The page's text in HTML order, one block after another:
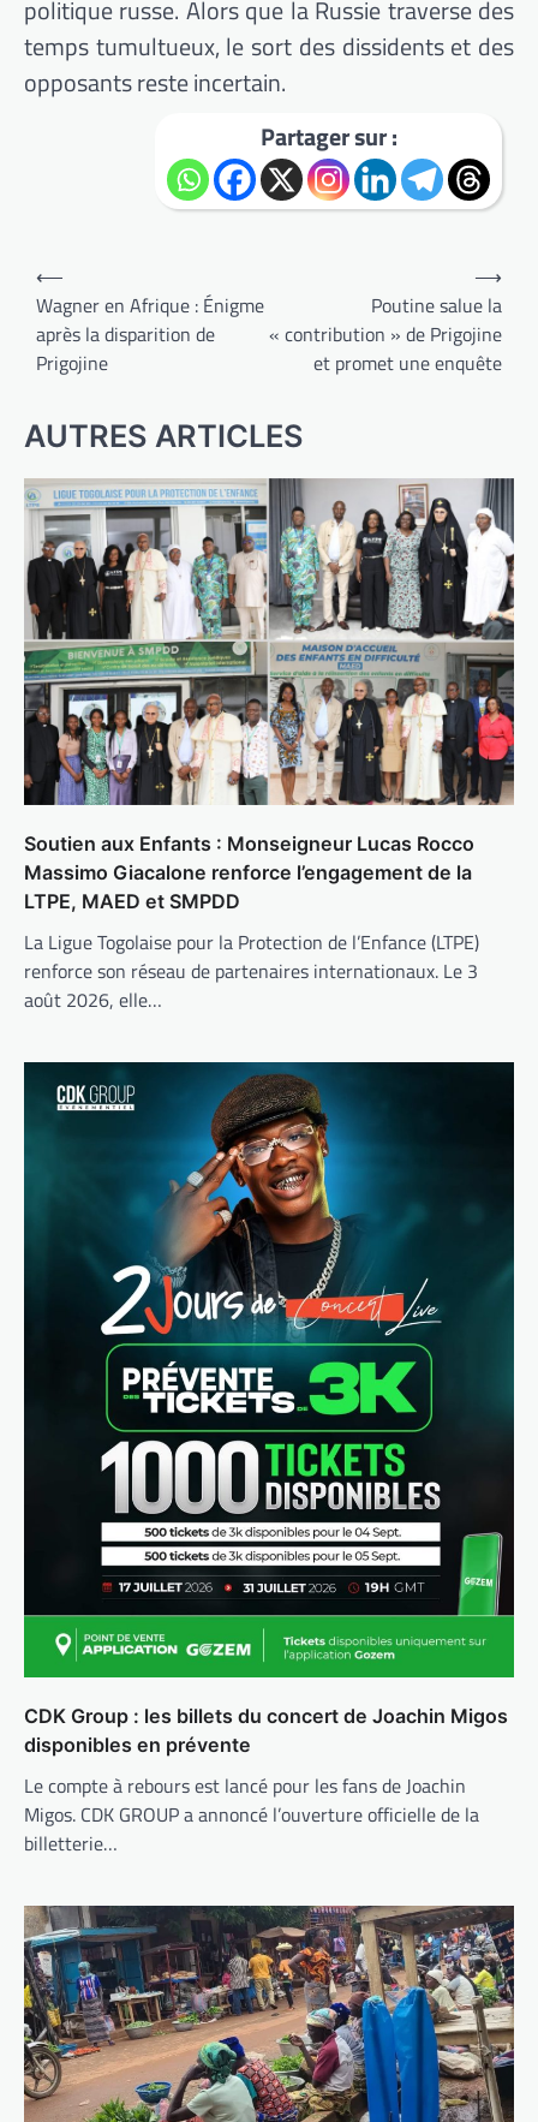
politique russe. Alors que la Russie traverse des
temps tumultueux, le sort des dissidents et des
opposants reste incertain.
Partager sur :
Navigation
de
l’article
⟵
Wagner en Afrique : Énigme
après la disparition de
Prigojine
Poutine salue la
« contribution » de Prigojine
et promet une enquête
⟶
AUTRES ARTICLES
Soutien aux Enfants : Monseigneur Lucas Rocco
Massimo Giacalone renforce l’engagement de la
LTPE, MAED et SMPDD
La Ligue Togolaise pour la Protection de l’Enfance (LTPE)
renforce son réseau de partenaires internationaux. Le 3
août 2026, elle…
CDK Group : les billets du concert de Joachin Migos
disponibles en prévente
Le compte à rebours est lancé pour les fans de Joachin
Migos. CDK GROUP a annoncé l’ouverture officielle de la
billetterie…